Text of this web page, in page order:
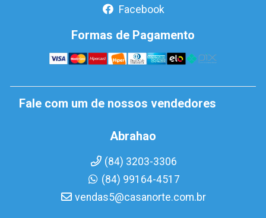
Facebook
Formas de Pagamento
Fale com um de nossos vendedores
Abrahao
(84) 3203-3306
(84) 99164-4517
vendas5@casanorte.com.br